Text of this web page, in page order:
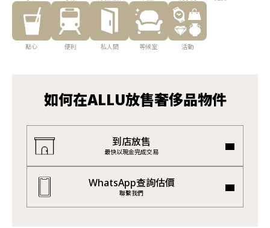
點心 便利 私人間 等候室 活動
如何在ALLU放售奢侈品物件
到店放售
最快以現金完成交易
WhatsApp查詢估價
聯繫我們